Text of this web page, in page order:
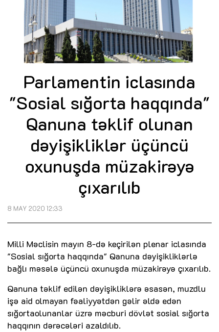
Parlamentin iclasında
"Sosial sığorta haqqında"
Qanuna təklif olunan
dəyişikliklər üçüncü
oxunuşda müzakirəyə
çıxarılıb
8 MAY 2020 12:33
Milli Məclisin mayın 8-də keçirilən plenar iclasında
"Sosial sığorta haqqında" Qanuna dəyişikliklərlə
bağlı məsələ üçüncü oxunuşda müzakirəyə çıxarılıb.
Qanuna təklif edilən dəyişikliklərə əsasən, muzdlu
işə aid olmayan fəaliyyətdən gəlir əldə edən
sığortaolunanlar üzrə məcburi dövlət sosial sığorta
haqqının dərəcələri azaldılıb.